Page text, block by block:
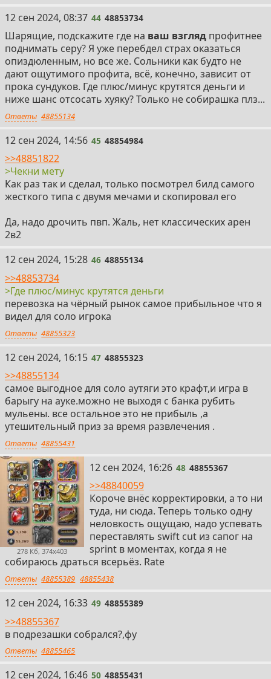
44
12 сен 2024, 08:37 44 48853734
Шарящие, подскажите где на ваш взгляд профитнее
поднимать серу? Я уже перебдел страх оказаться
опиздюленным, но все же. Сольники как будто не
дают ощутимого профита, всё, конечно, зависит от
прока сундуков. Где плюс/минус крутятся деньги и
ниже шанс отсосать хуяку? Только не собирашка плз...
Ответы 48855134
45
12 сен 2024, 14:56 45 48854984
>>48851822
>Чекни мету
Как раз так и сделал, только посмотрел билд самого
жесткого типа с двумя мечами и скопировал его
Да, надо дрочить пвп. Жаль, нет классических арен
2в2
46
12 сен 2024, 15:28 46 48855134
>>48853734
>Где плюс/минус крутятся деньги
перевозка на чёрный рынок самое прибыльное что я
видел для соло игрока
Ответы 48855323
47
12 сен 2024, 16:15 47 48855323
>>48855134
самое выгодное для соло аутяги это крафт,и игра в
барыгу на ауке.можно не выходя с банка рубить
мульены. все остальное это не прибыль ,а
утешительный приз за время развлечения .
Ответы 48855431
278 Кб, 374x403
48
12 сен 2024, 16:26 48 48855367
>>48840059
Короче внёс корректировки, а то ни
туда, ни сюда. Теперь только одну
неловкость ощущаю, надо успевать
переставлять swift cut из сапог на
sprint в моментах, когда я не
собираюсь драться всерьёз. Rate
Ответы 48855389 48855438
49
12 сен 2024, 16:33 49 48855389
>>48855367
в подрезашки собрался?,фу
Ответы 48855465
50
12 сен 2024, 16:46 50 48855431